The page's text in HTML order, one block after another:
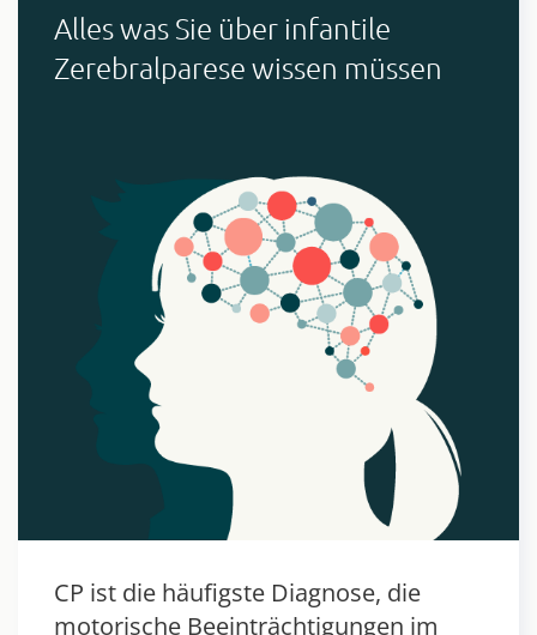
Alles was Sie über infantile
Zerebralparese wissen müssen
CP ist die häufigste Diagnose, die
motorische Beeinträchtigungen im